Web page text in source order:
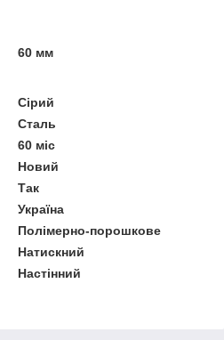
60 мм
Сірий
Сталь
60 міс
Новий
Так
Україна
Полімерно-порошкове
Натискний
Настінний